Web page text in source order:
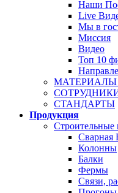
Наши
Live
Мы в
Миссия
Видео
Топ 10
МАТЕРИАЛЫ
СТАНДАРТЫ
Продукция
Строительные
Сварная
Колонны
Балки
Фермы
Связи,